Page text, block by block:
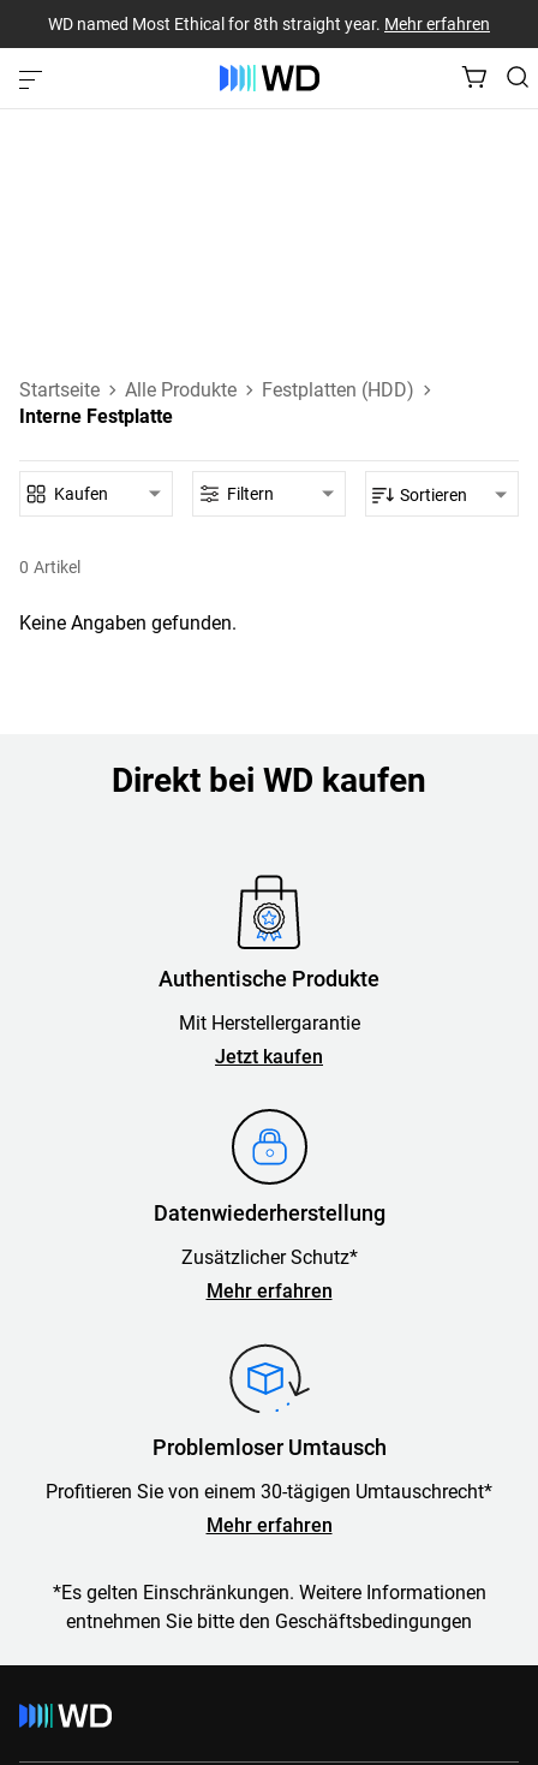
WD named Most Ethical for 8th straight year. Mehr erfahren
Startseite Alle Produkte
Festplatten (HDD)
Interne Festplatte
0 Artikel
Kaufen Filtern Sortieren
Keine Angaben gefunden.
Direkt bei WD kaufen
Authentische Produkte
Mit Herstellergarantie
Jetzt kaufen
Datenwiederherstellung
Zusätzlicher Schutz*
Mehr erfahren
Problemloser Umtausch
Profitieren Sie von einem 30-tägigen Umtauschrecht*
Mehr erfahren
*Es gelten Einschränkungen. Weitere Informationen
entnehmen Sie bitte den Geschäftsbedingungen